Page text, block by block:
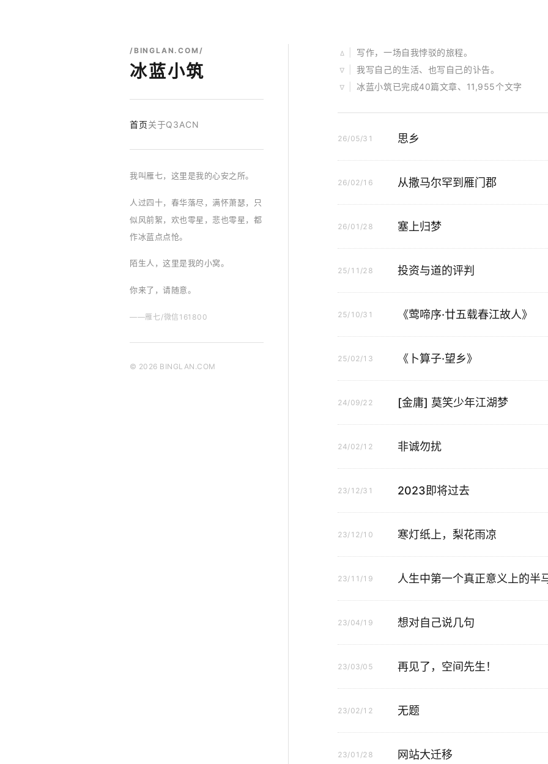
/BINGLAN.COM/
冰蓝小筑
首页关于Q3ACN
我叫雁七，这里是我的心安之所。
人过四十，春华落尽，满怀萧瑟，只
似风前絮，欢也零星，悲也零星，都
作冰蓝点点怆。
陌生人，这里是我的小窝。
你来了，请随意。
——雁七/微信161800
© 2026 BINGLAN.COM
∆ 写作，一场自我悖驳的旅程。
∇ 我写自己的生活、也写自己的讣告。
∇ 冰蓝小筑已完成40篇文章、11,955个文字
26/05/31 思乡
26/02/16 从撒马尔罕到雁门郡
26/01/28 塞上归梦
25/11/28 投资与道的评判
25/10/31 《莺啼序·廿五载春江故人》
25/02/13 《卜算子·望乡》
24/09/22 [金庸] 莫笑少年江湖梦
24/02/12 非诚勿扰
23/12/31 2023即将过去
23/12/10 寒灯纸上，梨花雨凉
23/11/19 人生中第一个真正意义上的半
23/04/19 想对自己说几句
23/03/05 再见了，空间先生！
23/02/12 无题
23/01/28 网站大迁移